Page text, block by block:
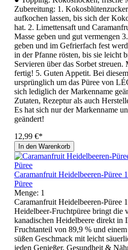
Zubereitung: 1.
aufkochen lassen, bis sich der
hat. 2. Limettensaft und
Masse geben und gut vermengen
geben und im Gefrierfach fest
in der Pfanne rösten, bis sie leicht
Servieren über das Sorbet
fertig! 5. Guten Appetit. Bei
ursprünglich um das Püree von
sich lediglich der Markenname
Zutaten, Rezeptur als auch
Es hat sich nur der Markenname
geändert!
12,99 €*
In den Warenkorb
Caramanfruit Heidelbeeren-Püree
Püree
Menge: 1
Caramanfruit Heidelbeeren-Püree
Heidelbeer-Fruchtpüree bringt die
kanadischen Heidelbeere direkt in
Fruchtanteil von 89,9 % und
süßen Geschmack mit leicht
jeden Genießer. Gesundheit &